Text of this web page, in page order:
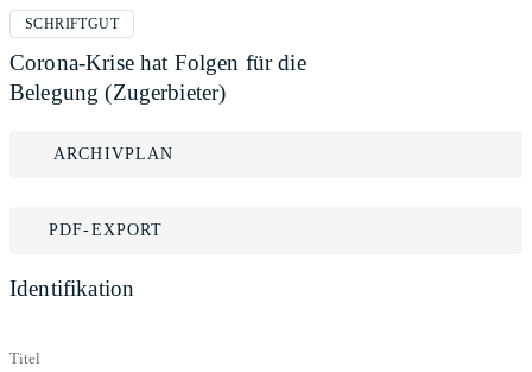
SCHRIFTGUT
Corona-Krise hat Folgen für die
Belegung (Zugerbieter)
ARCHIVPLAN
PDF-EXPORT
Identifikation
Titel